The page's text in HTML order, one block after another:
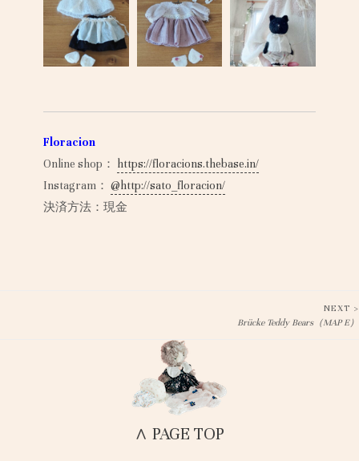
Floracion
Online shop： https://floracions.thebase.in/
Instagram：@http://sato_floracion/
決済方法：現金
NEXT >
Brücke Teddy Bears（MAP E）
∧ PAGE TOP